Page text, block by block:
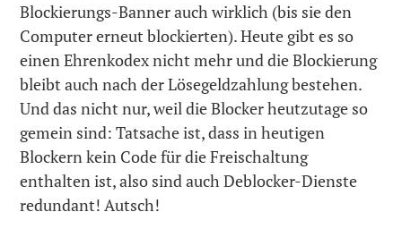
Blockierungs-Banner auch wirklich (bis sie den
Computer erneut blockierten). Heute gibt es so
einen Ehrenkodex nicht mehr und die Blockierung
bleibt auch nach der Lösegeldzahlung bestehen.
Und das nicht nur, weil die Blocker heutzutage so
gemein sind: Tatsache ist, dass in heutigen
Blockern kein Code für die Freischaltung
enthalten ist, also sind auch Deblocker-Dienste
redundant! Autsch!